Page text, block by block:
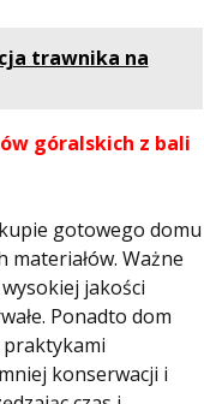
trawnika na
góralskich z bali
gotowego domu
Ważne
jakości
Ponadto dom
konserwacji i